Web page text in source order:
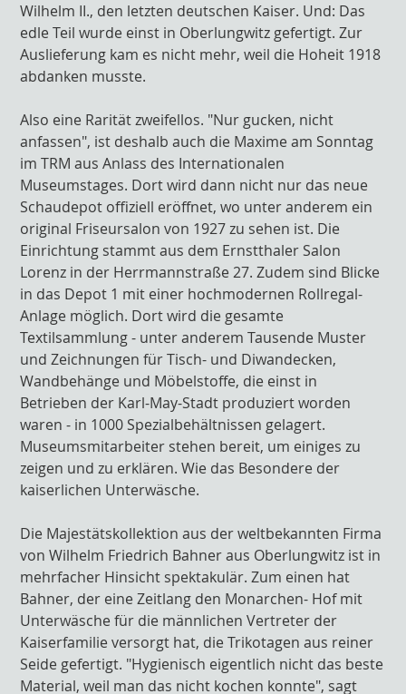
Wilhelm II., den letzten deutschen Kaiser. Und: Das
edle Teil wurde einst in Oberlungwitz gefertigt. Zur
Auslieferung kam es nicht mehr, weil die Hoheit 1918
abdanken musste.
Also eine Rarität zweifellos. "Nur gucken, nicht
anfassen", ist deshalb auch die Maxime am Sonntag
im TRM aus Anlass des Internationalen
Museumstages. Dort wird dann nicht nur das neue
Schaudepot offiziell eröffnet, wo unter anderem ein
original Friseursalon von 1927 zu sehen ist. Die
Einrichtung stammt aus dem Ernstthaler Salon
Lorenz in der Herrmannstraße 27. Zudem sind Blicke
in das Depot 1 mit einer hochmodernen Rollregal-
Anlage möglich. Dort wird die gesamte
Textilsammlung - unter anderem Tausende Muster
und Zeichnungen für Tisch- und Diwandecken,
Wandbehänge und Möbelstoffe, die einst in
Betrieben der Karl-May-Stadt produziert worden
waren - in 1000 Spezialbehältnissen gelagert.
Museumsmitarbeiter stehen bereit, um einiges zu
zeigen und zu erklären. Wie das Besondere der
kaiserlichen Unterwäsche.
Die Majestätskollektion aus der weltbekannten Firma
von Wilhelm Friedrich Bahner aus Oberlungwitz ist in
mehrfacher Hinsicht spektakulär. Zum einen hat
Bahner, der eine Zeitlang den Monarchen- Hof mit
Unterwäsche für die männlichen Vertreter der
Kaiserfamilie versorgt hat, die Trikotagen aus reiner
Seide gefertigt. "Hygienisch eigentlich nicht das beste
Material, weil man das nicht kochen konnte", sagt